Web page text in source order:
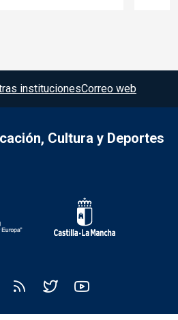
institucionesCorreo web
Cultura y Deportes